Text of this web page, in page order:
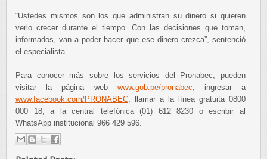
“Ustedes mismos son los que administran su dinero si quieren
verlo crecer durante el tiempo. Con las decisiones que toman,
informados, van a poder hacer que ese dinero crezca”, sentenció
el especialista.
Para conocer más sobre los servicios del Pronabec, pueden
visitar la página web www.gob.pe/pronabec, ingresar a
www.facebook.com/PRONABEC, llamar a la línea gratuita 0800
000 18, a la central telefónica (01) 612 8230 o escribir al
WhatsApp institucional 966 429 596.